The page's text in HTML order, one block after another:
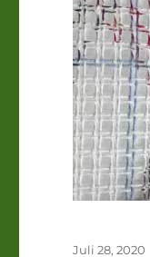
Veröffentlicht
Juli 28, 2020